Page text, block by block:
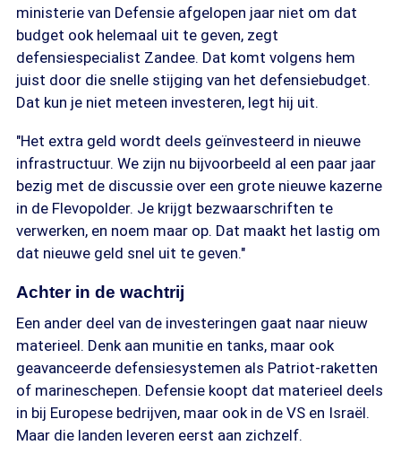
ministerie van Defensie afgelopen jaar niet om dat
budget ook helemaal uit te geven, zegt
defensiespecialist Zandee. Dat komt volgens hem
juist door die snelle stijging van het defensiebudget.
Dat kun je niet meteen investeren, legt hij uit.
"Het extra geld wordt deels geïnvesteerd in nieuwe
infrastructuur. We zijn nu bijvoorbeeld al een paar jaar
bezig met de discussie over een grote nieuwe kazerne
in de Flevopolder. Je krijgt bezwaarschriften te
verwerken, en noem maar op. Dat maakt het lastig om
dat nieuwe geld snel uit te geven."
Achter in de wachtrij
Een ander deel van de investeringen gaat naar nieuw
materieel. Denk aan munitie en tanks, maar ook
geavanceerde defensiesystemen als Patriot-raketten
of marineschepen. Defensie koopt dat materieel deels
in bij Europese bedrijven, maar ook in de VS en Israël.
Maar die landen leveren eerst aan zichzelf.